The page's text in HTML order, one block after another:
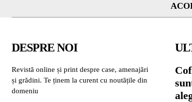
DESPRE NOI
Revistă online și print despre case, amenajări
și grădini. Te ținem la curent cu noutățile din
domeniu